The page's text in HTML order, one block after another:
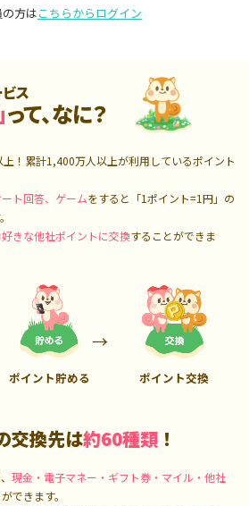
方はこちらからログイン
ス
って、なに？
上！累計1,400万人以上が利用しているポイント
ト回答、ゲームをすると「1ポイント=1円」の
きな他社ポイントに交換することができま
ポイント貯める ポイント交換
交換先は約60種類 ！
現金・電子マネー・ギフト券・マイル・他社
できます。